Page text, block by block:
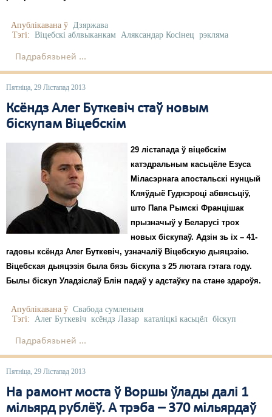
Апублікавана ў Дзяржава
Тэгі: Віцебскі аблвыканкам Аляксандар Косінец рэкляма
Падрабязьней ...
Пятніца, 29 Лістапад 2013
Ксёндз Алег Буткевіч стаў новым
біскупам Віцебскім
29 лістапада ў віцебскім
катэдральным касьцёле Езуса
Міласэрнага апостальскі нунцый
Кляўдыё Гуджэроці абвясьціў,
што Папа Рымскі Францішак
прызначыў у Беларусі трох
новых біскупаў. Адзін зь іх – 41-
гадовы ксёндз Алег Буткевіч, узначаліў Віцебскую дыяцэзію.
Віцебская дыяцэзія была бязь біскупа з 25 лютага гэтага году.
Былы біскуп Уладзіслаў Блін падаў у адстаўку па стане здароўя.
Апублікавана ў Свабода сумленьня
Тэгі: Алег Буткевіч ксёндз Лазар каталіцкі касьцёл біскуп
Падрабязьней ...
Пятніца, 29 Лістапад 2013
На рамонт моста ў Воршы ўлады далі 1
мільярд рублёў. А трэба – 370 мільярдаў